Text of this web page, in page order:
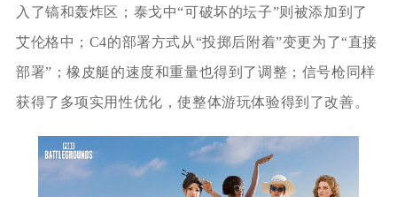
入了镐和轰炸区；泰戈中“可破坏的坛子”则被添加到了
艾伦格中；C4的部署方式从“投掷后附着”变更为了“直接
部署”；橡皮艇的速度和重量也得到了调整；信号枪同样
获得了多项实用性优化，使整体游玩体验得到了改善。